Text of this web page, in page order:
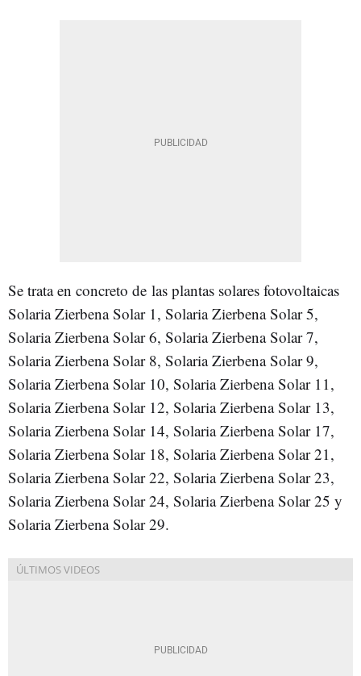
Se trata en concreto de las plantas solares fotovoltaicas
Solaria Zierbena Solar 1, Solaria Zierbena Solar 5,
Solaria Zierbena Solar 6, Solaria Zierbena Solar 7,
Solaria Zierbena Solar 8, Solaria Zierbena Solar 9,
Solaria Zierbena Solar 10, Solaria Zierbena Solar 11,
Solaria Zierbena Solar 12, Solaria Zierbena Solar 13,
Solaria Zierbena Solar 14, Solaria Zierbena Solar 17,
Solaria Zierbena Solar 18, Solaria Zierbena Solar 21,
Solaria Zierbena Solar 22, Solaria Zierbena Solar 23,
Solaria Zierbena Solar 24, Solaria Zierbena Solar 25 y
Solaria Zierbena Solar 29.